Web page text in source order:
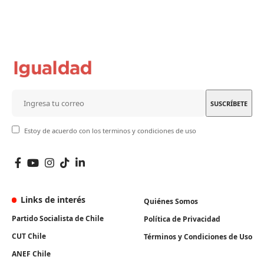
Estoy de acuerdo con los terminos y condiciones de uso
Links de interés
Partido Socialista de Chile
CUT Chile
ANEF Chile
Quiénes Somos
Política de Privacidad
Términos y Condiciones de Uso